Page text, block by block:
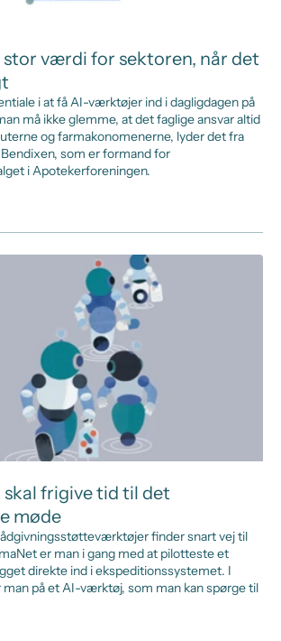
stor værdi for sektoren, når det
i at få AI-værktøjer ind i dagligdagen på
må ikke glemme, at det faglige ansvar altid
og farmakonomenerne, lyder det fra
som er formand for
i Apotekerforeningen.
skal frigive tid til det
møde
finder snart vej til
er man i gang med at pilotteste et
direkte ind i ekspeditionssystemet. I
på et AI-værktøj, som man kan spørge til